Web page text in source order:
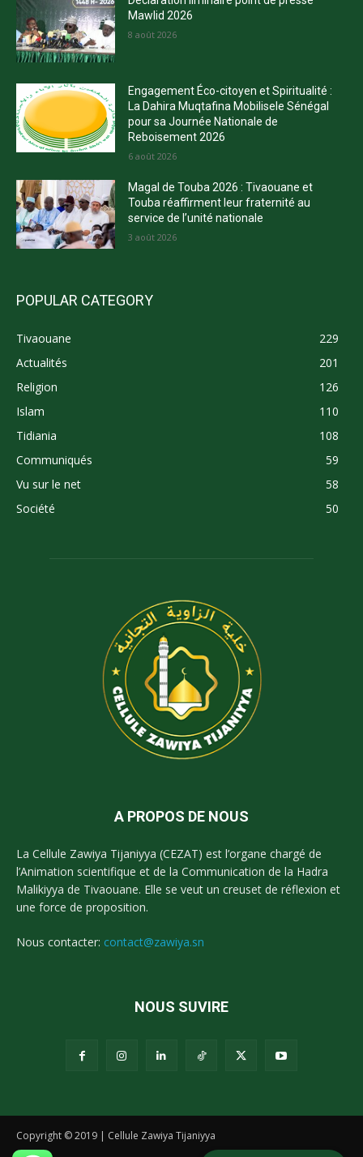
Mawlid 2026
8 août 2026
Engagement Éco-citoyen et Spiritualité :
La Dahira Muqtafina Mobilisele Sénégal
pour sa Journée Nationale de
Reboisement 2026
6 août 2026
Magal de Touba 2026 : Tivaouane et
Touba réaffirment leur fraternité au
service de l’unité nationale
3 août 2026
POPULAR CATEGORY
Tivaouane
229
Actualités
201
Religion
126
Islam
110
Tidiania
108
Communiqués
59
Vu sur le net
58
Société
50
A PROPOS DE NOUS
La Cellule Zawiya Tijaniyya (CEZAT) est l’organe chargé de
l’Animation scientifique et de la Communication de la Hadra
Malikiyya de Tivaouane. Elle se veut un creuset de réflexion et
une force de proposition.
Nous contacter: contact@zawiya.sn
NOUS SUVIRE
Copyright © 2019 | Cellule Zawiya Tijaniyya